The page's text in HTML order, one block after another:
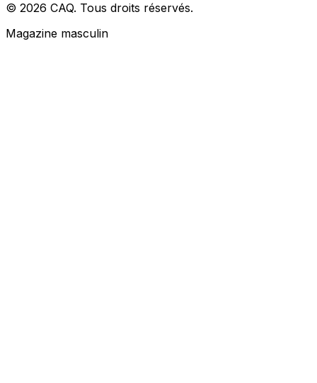
© 2026 CAQ. Tous droits réservés.
Magazine masculin